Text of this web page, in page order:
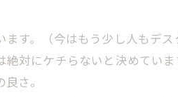
す。（今はもう少し人もデス
対にケチらないと決めていま
さ。